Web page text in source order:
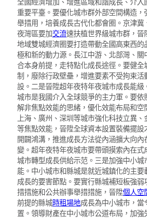
重要平臺。要優化城市群外部空間構造，
舉措用，培養成長古代化都會圈。京津冀
夜灣區要加交流速扶植世界級城市群，晉
地域雙城經濟圈要打造帶動全國高東西的
極和新的動力源。長江中游、北部灣、關
合本身前提，走特點化成長途徑。要健全
制，廢除行政壁壘，增進要素不受拘束活
設。二是晉陞超年夜特年夜城市成長能級
城市是我國介入全球競爭的主力軍。要依
解非焦點效能的思緒，優化效能布局和空
上海、廣州、深圳等城市強化科技立異
等焦點效能，晉陞全球資本設置裝備擺設
開闢鴻溝，推進成長方法從內涵擴大向內
變。超年夜特年夜城市要帶頭摸索內在式
城市轉型成長供給示范。三是加強中小城
能。中小城市和縣城是就近城鎮化的主要
成長的要害節點。要實行縣城補短板強弱
措措施和公共辦事舉措措施，晉陞個人空
前提的縣城時租場地成長為中小城市，當
置。領導財產在中小城市公道布局，加強